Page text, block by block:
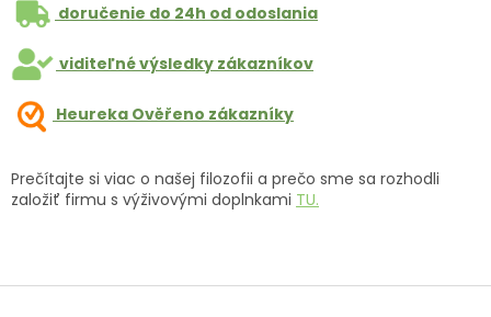
doručenie do 24h od odoslania
viditeľné výsledky zákazníkov
Heureka Ověřeno zákazníky
Prečítajte si viac o našej filozofii a prečo sme sa rozhodli
založiť firmu s výživovými doplnkami TU.
Z